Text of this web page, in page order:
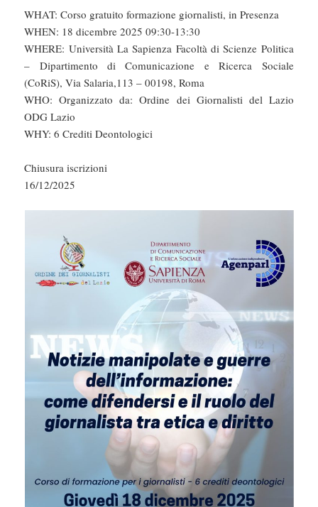
WHAT: Corso gratuito formazione giornalisti, in Presenza
WHEN: 18 dicembre 2025 09:30-13:30
WHERE: Università La Sapienza Facoltà di Scienze Politica
– Dipartimento di Comunicazione e Ricerca Sociale
(CoRiS), Via Salaria,113 – 00198, Roma
WHO: Organizzato da: Ordine dei Giornalisti del Lazio
ODG Lazio
WHY: 6 Crediti Deontologici
Chiusura iscrizioni
16/12/2025